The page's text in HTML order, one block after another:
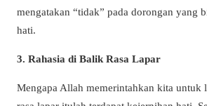
mengatakan “tidak” pada dorongan yang
hati.
3. Rahasia di Balik Rasa Lapar
Mengapa Allah memerintahkan kita untuk